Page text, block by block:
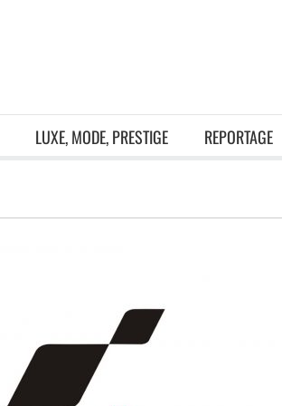
LUXE, MODE, PRESTIGE REPORTAGE